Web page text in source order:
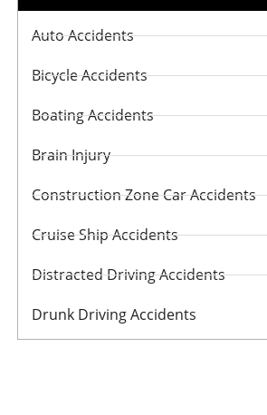
Auto Accidents
Bicycle Accidents
Boating Accidents
Brain Injury
Construction Zone Car Accidents
Cruise Ship Accidents
Distracted Driving Accidents
Drunk Driving Accidents